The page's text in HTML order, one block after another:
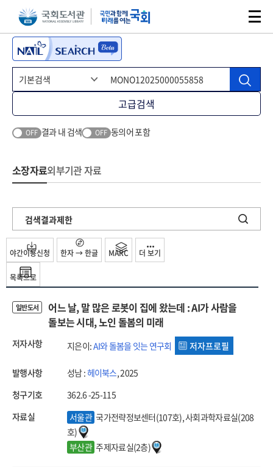
본문 바로가기주메뉴 바로가기
고급검색
OFF 결과 내 검색 OFF 동의어 포함
소장자료외부기관 자료
검색결과제한
목록으로
야간이용신청 한자 → 한글 MARC 더 보기
일반도서
어느 날, 말 많은 로봇이 집에 왔는데 : AI가 사람을
돌보는 시대, 노인 돌봄의 미래
저자사항 지은이:AI와 돌봄을 잇는 연구회 저자프로필
발행사항 성남 :헤이북스, 2025
청구기호
362.6 -25-115
자료실
서울관 국가전략정보센터(107호), 사회과학자료실(208
호)
부산관 주제자료실(2층)